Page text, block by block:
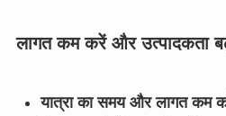
लागत कम करें और उत्पादकता
यात्रा का समय और लागत कम